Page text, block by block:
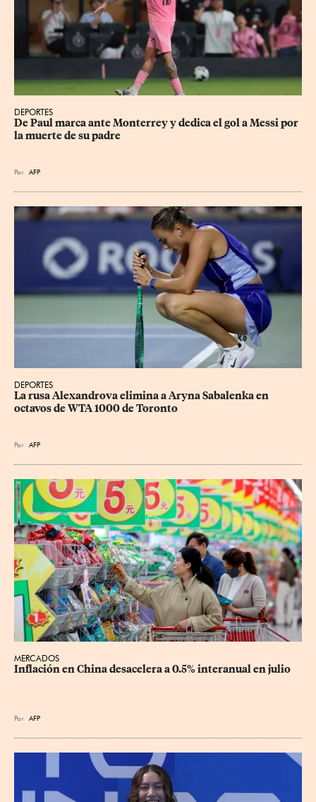
DEPORTES
De Paul marca ante Monterrey y dedica el gol a Messi por
la muerte de su padre
Por AFP
DEPORTES
La rusa Alexandrova elimina a Aryna Sabalenka en
octavos de WTA 1000 de Toronto
Por AFP
MERCADOS
Inflación en China desacelera a 0.5% interanual en julio
Por AFP